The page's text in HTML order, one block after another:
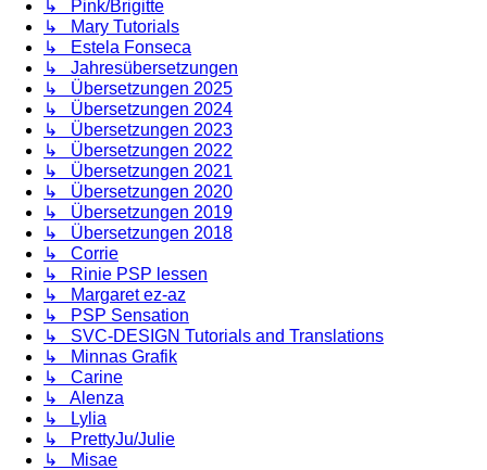
↳ Pink/Brigitte
↳ Mary Tutorials
↳ Estela Fonseca
↳ Jahresübersetzungen
↳ Übersetzungen 2025
↳ Übersetzungen 2024
↳ Übersetzungen 2023
↳ Übersetzungen 2022
↳ Übersetzungen 2021
↳ Übersetzungen 2020
↳ Übersetzungen 2019
↳ Übersetzungen 2018
↳ Corrie
↳ Rinie PSP lessen
↳ Margaret ez-az
↳ PSP Sensation
↳ SVC-DESIGN Tutorials and Translations
↳ Minnas Grafik
↳ Carine
↳ Alenza
↳ Lylia
↳ PrettyJu/Julie
↳ Misae